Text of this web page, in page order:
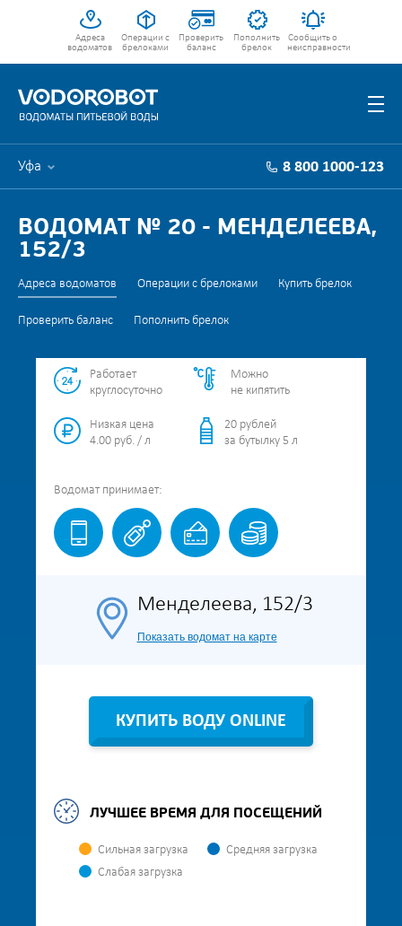
Адреса
водоматов
Операции с
брелоками
Проверить
баланс
Пополнить
брелок
Сообщить о
неисправности
Уфа 8 800 1000-123
ВОДОМАТ № 20 - МЕНДЕЛЕЕВА,
152/3
Адреса водоматов Операции с брелоками Купить брелок
Проверить баланс Пополнить брелок
Работает
круглосуточно
Можно
не кипятить
Низкая цена
4.00 руб. / л
20 рублей
за бутылку 5 л
Водомат принимает:
Менделеева, 152/3
Показать водомат на карте
КУПИТЬ ВОДУ ONLINE
ЛУЧШЕЕ ВРЕМЯ ДЛЯ ПОСЕЩЕНИЙ
Сильная загрузка
Средняя загрузка
Слабая загрузка